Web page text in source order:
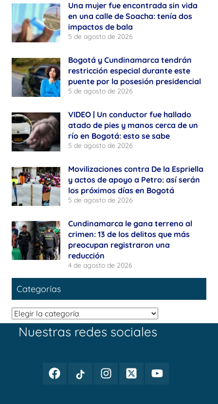
Una mujer fue encontrada sin vida
en una calle de Soacha: tenía dos
impactos de bala
5 de agosto de 2026
Bogotá y Cundinamarca tendrán
restricción especial durante este
puente por la posesión presidencial
5 de agosto de 2026
VIDEO | Un conductor fue hallado
atado de pies y manos cerca de un
río en Bogotá: esto se sabe
5 de agosto de 2026
Movilizaciones contra De la Espriella
y actos de apoyo a Petro: así serán
los próximos días en Bogotá
5 de agosto de 2026
Cundinamarca le gana terreno al
crimen: 13 de los delitos que más
preocupan registraron una
reducción
4 de agosto de 2026
Categorías
Categorías
Nuestras redes sociales
FacebookTikTok
InstagramTwitterYoutube